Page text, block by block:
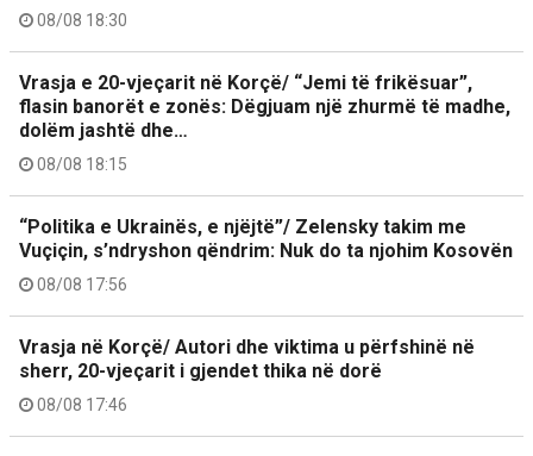
08/08 18:30
Vrasja e 20-vjeçarit në Korçë/ “Jemi të frikësuar”,
flasin banorët e zonës: Dëgjuam një zhurmë të madhe,
dolëm jashtë dhe…
08/08 18:15
“Politika e Ukrainës, e njëjtë”/ Zelensky takim me
Vuçiçin, s’ndryshon qëndrim: Nuk do ta njohim Kosovën
08/08 17:56
Vrasja në Korçë/ Autori dhe viktima u përfshinë në
sherr, 20-vjeçarit i gjendet thika në dorë
08/08 17:46